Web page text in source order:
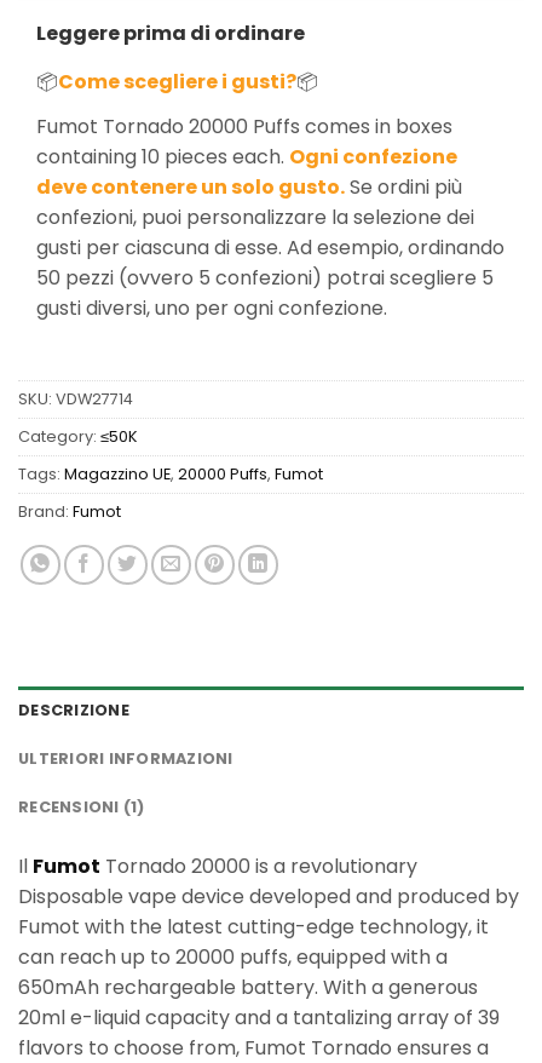
Leggere prima di ordinare
📦Come scegliere i gusti?📦
Fumot Tornado 20000 Puffs comes in boxes
containing 10 pieces each. Ogni confezione
deve contenere un solo gusto.Se ordini più
confezioni, puoi personalizzare la selezione dei
gusti per ciascuna di esse. Ad esempio, ordinando
50 pezzi (ovvero 5 confezioni) potrai scegliere 5
gusti diversi, uno per ogni confezione.
SKU: VDW27714
Category: ≤50K
Tags: Magazzino UE, 20000 Puffs, Fumot
Brand: Fumot
DESCRIZIONE
ULTERIORI INFORMAZIONI
RECENSIONI (1)
Il Fumot Tornado 20000 is a revolutionary
Disposable vape device developed and produced by
Fumot with the latest cutting-edge technology, it
can reach up to 20000 puffs, equipped with a
650mAh rechargeable battery. With a generous
20ml e-liquid capacity and a tantalizing array of 39
flavors to choose from, Fumot Tornado ensures a